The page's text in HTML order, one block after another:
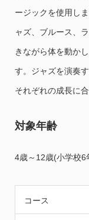
ージックを使用し
ャズ、ブルース、
きながら体を動かし
す。ジャズを演奏
それぞれの成長に
対象年齢
4歳～12歳(小学校6
コース